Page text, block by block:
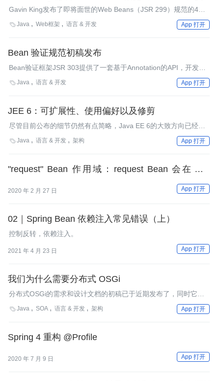
受 Guice 启发的依赖注入特征
Gavin King发布了即将面世的Web Beans（JSR 299）规范的4部
分预览。Web Beans由JBoss发起，旨在填补在JEE 5中Web层和
事务层之间的断层。预览涵盖的规范领域包括依赖注入、组件定义
Java Web框架 语言 & 开发 App 打开
Bean 验证规范初稿发布
Bean验证框架JSR 303提供了一套基于Annotation的API，开发人
员可以通过它表示对JavaBeans的约束。目前已经可以对该规范的
初稿进行评论了。
Java 语言 & 开发 App 打开
JEE 6：可扩展性、使用偏好以及修剪
尽管目前公布的细节仍然有点简略，Java EE 6的大致方向已经变
得更明朗了，并且反映出Java EE 标准的角色正在转变。
Java 语言 & 开发 架构 App 打开
"request" Bean 作用域：request Bean 会在每次
2020 年 2 月 27 日 App 打开
02｜Spring Bean 依赖注入常见错误（上）
控制反转，依赖注入。
2021 年 4 月 23 日 App 打开
我们为什么需要分布式 OSGi
分布式OSGi的需求和设计文档的初稿已于近期发布了，同时它的
参考实现也已成为Apache CXF的一部分。在这篇文章里，Eric
Newcomer讲述了分布式OSGi的当前状态，并解释了将它标准化
Java SOA 语言 & 开发 架构 App 打开
Spring 4 重构 @Profile
2020 年 7 月 9 日 App 打开